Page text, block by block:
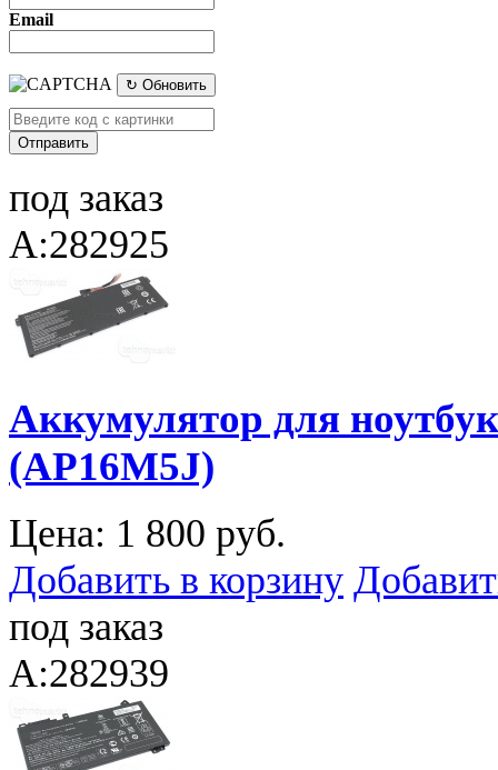
Email
↻ Обновить
под заказ
A:282925
Аккумулятор для
(AP16M5J)
Цена: 1 800 руб.
Добавить в корзину
под заказ
A:282939